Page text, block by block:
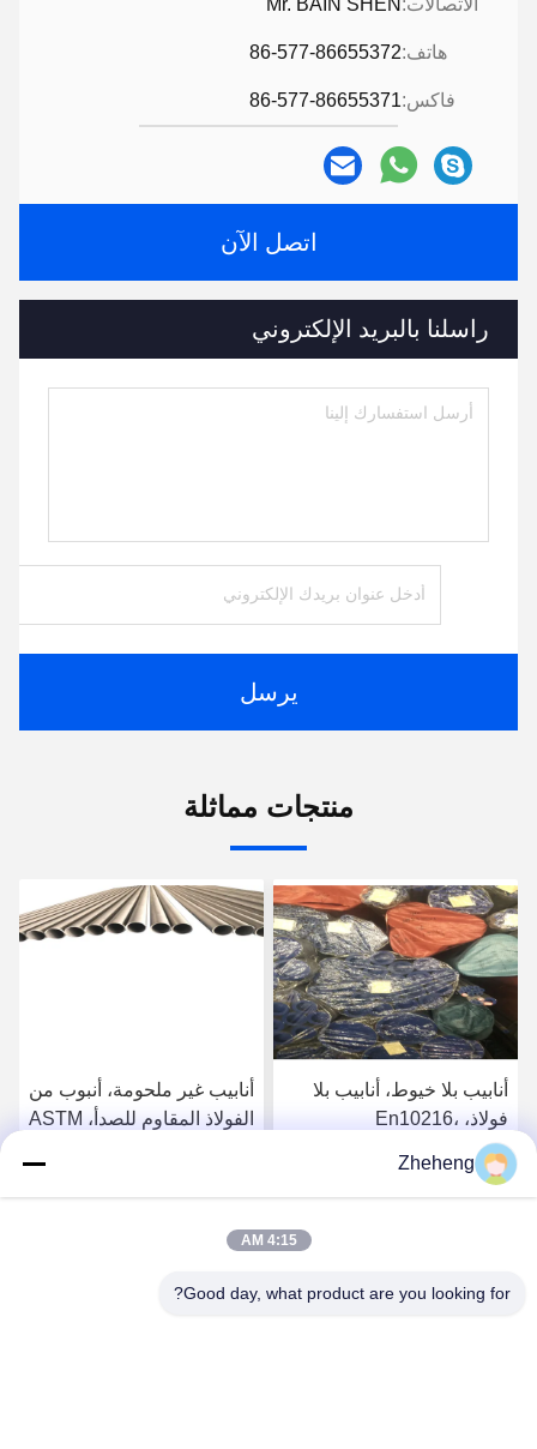
هاتف:86-577-86655372
فاكس:86-577-86655371
اتصل الآن
راسلنا بالبريد الإلكتروني
يرسل
منتجات مماثلة
أنابيب بلا خيوط، أنابيب بلا
فولاذ، En10216،
SS304/316L، Od 88.9mm،
Sch40، أنابيب الغلاية
احصل على افضل سعر
أنابيب غير ملحومة، أنبوب من
الفولاذ المقاوم للصدأ، ASTM
الزمني 40، أنابيب الغلاياتاحصل على افضل سعر
Zheheng
4:15 AM
Good day, what product are you looking for?